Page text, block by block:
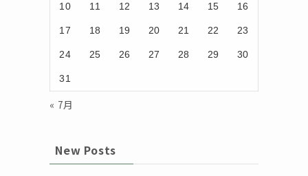
10 11 12 13 14 15 16
17 18 19 20 21 22 23
24 25 26 27 28 29 30
31
« 7月
New Posts